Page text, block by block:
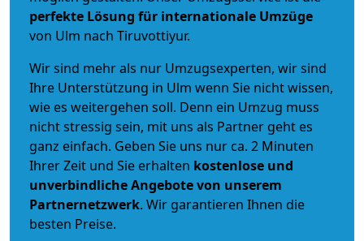
perfekte Lösung für internationale Umzüge
von Ulm nach Tiruvottiyur.
Wir sind mehr als nur Umzugsexperten, wir sind
Ihre Unterstützung in Ulm wenn Sie nicht wissen,
wie es weitergehen soll. Denn ein Umzug muss
nicht stressig sein, mit uns als Partner geht es
ganz einfach. Geben Sie uns nur ca. 2 Minuten
Ihrer Zeit und Sie erhalten kostenlose und
unverbindlicheAngebote von unserem
Partnernetzwerk. Wir garantieren Ihnen die
besten Preise.